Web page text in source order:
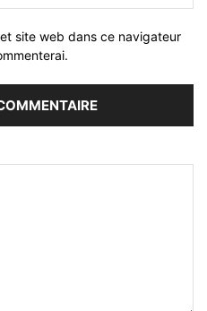
site web dans ce navigateur